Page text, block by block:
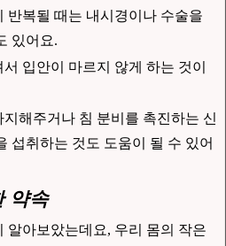
반복될 때는 내시경이나 수술을
있어요.
입안이 마르지 않게 하는 것이
해주거나 침 분비를 촉진하는 신
섭취하는 것도 도움이 될 수 있어
약속
알아보았는데요, 우리 몸의 작은